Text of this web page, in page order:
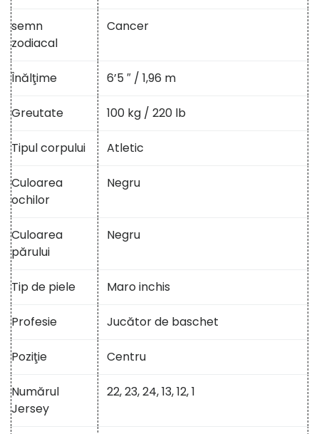
semn
zodiacal
Cancer
Înălţime 6’5 ″ / 1,96 m
Greutate 100 kg / 220 lb
Tipul corpului Atletic
Culoarea
ochilor
Negru
Culoarea
părului
Negru
Tip de piele Maro inchis
Profesie Jucător de baschet
Poziţie Centru
Numărul
Jersey
22, 23, 24, 13, 12, 1